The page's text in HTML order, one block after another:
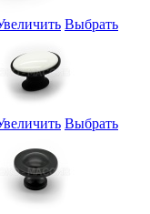
Выбрать
Выбрать